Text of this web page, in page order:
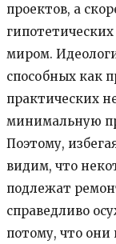
проектов, а
миром.
способных как
практических
минимальную
Поэтому,
видим, что
подлежат
справедливо
потому, что они